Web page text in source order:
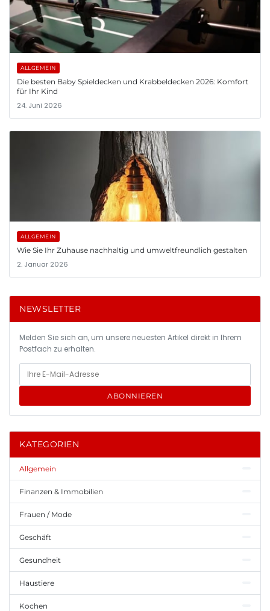
ALLGEMEIN
Die besten Baby Spieldecken und Krabbeldecken 2026: Komfort
für Ihr Kind
24. Juni 2026
ALLGEMEIN
Wie Sie Ihr Zuhause nachhaltig und umweltfreundlich gestalten
2. Januar 2026
NEWSLETTER
Melden Sie sich an, um unsere neuesten Artikel direkt in Ihrem
Postfach zu erhalten.
ABONNIEREN
KATEGORIEN
Allgemein
Finanzen & Immobilien
Frauen / Mode
Geschäft
Gesundheit
Haustiere
Kochen